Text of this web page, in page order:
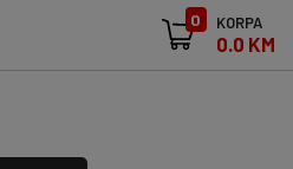
0 KORPA
0.0 KM